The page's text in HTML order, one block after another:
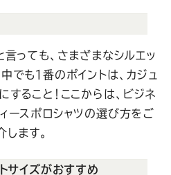
言っても、さまざまなシルエッ
でも１番のポイントは、カジュ
ること！ここからは、ビジネ
ースポロシャツの選び方をご
します。
サイズがおすすめ